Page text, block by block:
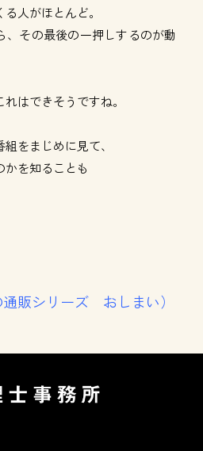
人がほとんど。
、その最後の一押しするのが動
はできそうですね。
をまじめに見て、
かを知ることも
販シリーズ おしまい）